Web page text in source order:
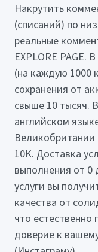
Накрутить
(списаний) по
реальные
EXPLORE PAGE.
(на каждую 1000
сохранения от
свыше 10 тысяч.
английском
Великобритании
10K. Доставка
выполнения от 0
услуги вы
качества от
что
доверие к